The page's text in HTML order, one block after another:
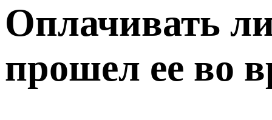
Оплачивать
прошел ее во